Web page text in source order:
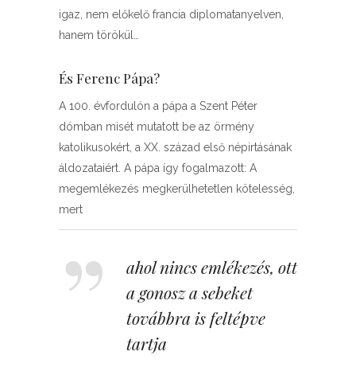
igaz, nem előkelő francia diplomatanyelven,
hanem törökül…
És Ferenc Pápa?
A 100. évfordulón a pápa a Szent Péter
dómban misét mutatott be az örmény
katolikusokért, a XX. század első népirtásának
áldozataiért. A pápa így fogalmazott: A
megemlékezés megkerülhetetlen kötelesség,
mert
ahol nincs emlékezés, ott
a gonosz a sebeket
továbbra is feltépve
tartja